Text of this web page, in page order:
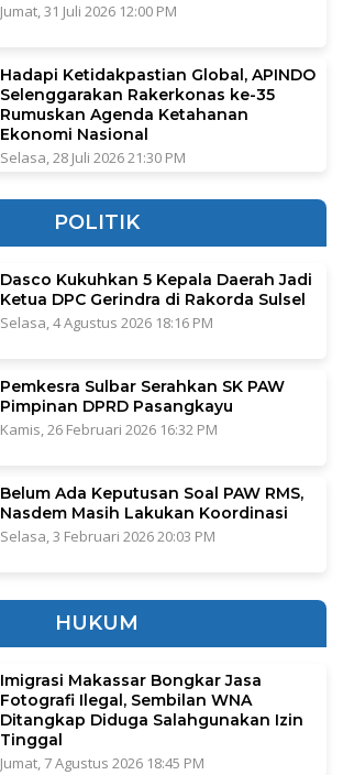
Jumat, 31 Juli 2026 12:00 PM
Hadapi Ketidakpastian Global, APINDO
Selenggarakan Rakerkonas ke-35
Rumuskan Agenda Ketahanan
Ekonomi Nasional
Selasa, 28 Juli 2026 21:30 PM
POLITIK
Dasco Kukuhkan 5 Kepala Daerah Jadi
Ketua DPC Gerindra di Rakorda Sulsel
Selasa, 4 Agustus 2026 18:16 PM
Pemkesra Sulbar Serahkan SK PAW
Pimpinan DPRD Pasangkayu
Kamis, 26 Februari 2026 16:32 PM
Belum Ada Keputusan Soal PAW RMS,
Nasdem Masih Lakukan Koordinasi
Selasa, 3 Februari 2026 20:03 PM
HUKUM
Imigrasi Makassar Bongkar Jasa
Fotografi Ilegal, Sembilan WNA
Ditangkap Diduga Salahgunakan Izin
Tinggal
Jumat, 7 Agustus 2026 18:45 PM